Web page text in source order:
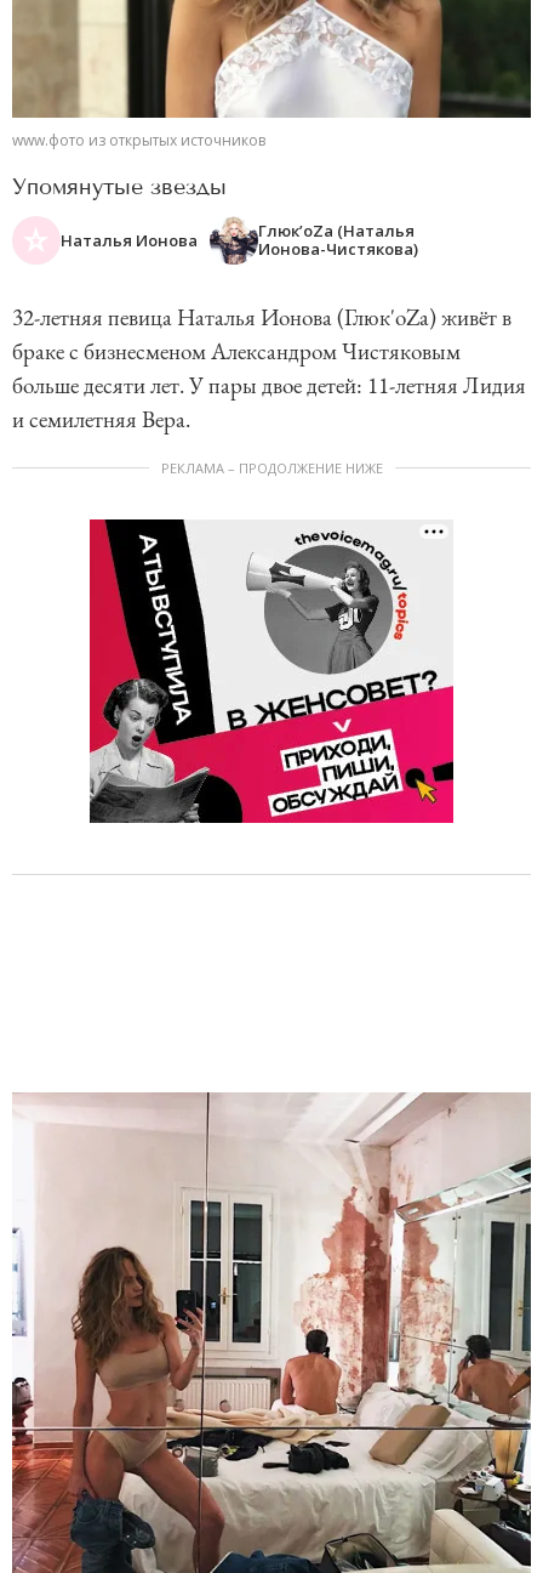
www.фото из открытых источников
Упомянутые звезды
Наталья Ионова
Глюк’oZa (Наталья
Ионова-Чистякова)
32-летняя певица Наталья Ионова (Глюк'oZa) живёт в
браке с бизнесменом Александром Чистяковым
больше десяти лет. У пары двое детей: 11-летняя Лидия
и семилетняя Вера.
РЕКЛАМА – ПРОДОЛЖЕНИЕ НИЖЕ